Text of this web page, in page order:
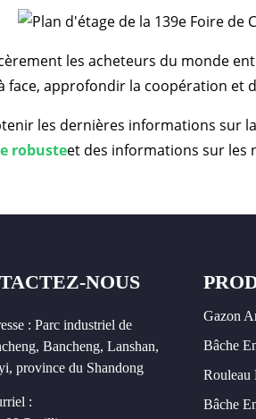
les acheteurs du monde
face, approfondir la coopération et
les dernières informations sur
robusteet des informations sur les
NOUS
: Parc industriel de
Bancheng, Lanshan,
province du Shandong
:
Gazon
Bâche
Rouleau
Bâche